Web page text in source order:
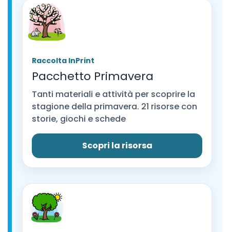
Raccolta InPrint
Pacchetto Primavera
Tanti materiali e attività per scoprire la
stagione della primavera. 21 risorse con
storie, giochi e schede
Scopri la risorsa